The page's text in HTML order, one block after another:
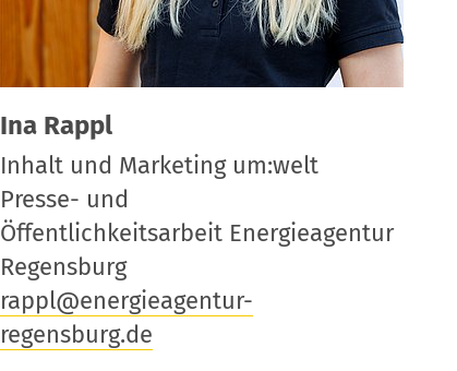
Ina Rappl
Inhalt und Marketing um:welt
Presse- und
Öffentlichkeitsarbeit Energieagentur
Regensburg
rappl@energieagentur-
regensburg.de